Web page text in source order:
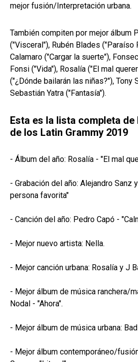
mejor fusión/Interpretación urbana.
También compiten por mejor álbum
("Visceral"), Rubén Blades ("Paraíso
Calamaro ("Cargar la suerte"),
Fonsi ("Vida"), Rosalía ("El mal
("¿Dónde bailarán las niñas?"), Tony
Sebastián Yatra ("Fantasía").
Esta es la lista completa
de los Latin Grammy 2019
- Álbum del año: Rosalía - "El mal
- Grabación del año: Alejandro Sanz
persona favorita"
- Canción del año: Pedro Capó -
- Mejor nuevo artista: Nella.
- Mejor canción urbana: Rosalía y J
- Mejor álbum de música ranchera/
Nodal - "Ahora".
- Mejor álbum de música urbana:
- Mejor álbum contemporáneo/